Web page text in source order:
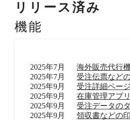
リリース済み
機能
2025年7月
海外販売代行
2025年7月
2025年9月
2025年9月
2025年9月
2025年9月